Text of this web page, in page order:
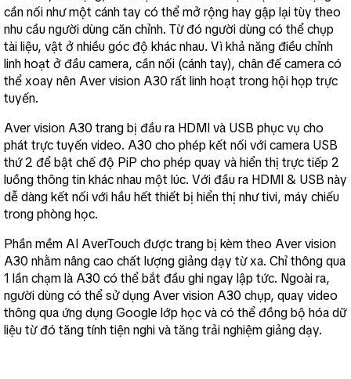
cần nối như một cánh tay có thể mở rộng hay gập lại tùy theo
nhu cầu người dùng căn chỉnh. Từ đó người dùng có thể chụp
tài liệu, vật ở nhiều góc độ khác nhau. Vì khả năng điều chỉnh
linh hoạt ở đầu camera, cần nối (cánh tay), chân đế camera có
thể xoay nên Aver vision A30 rất linh hoạt trong hội họp trực
tuyến.
Aver vision A30 trang bị đầu ra HDMI và USB phục vụ cho
phát trực tuyến video. A30 cho phép kết nối với camera USB
thứ 2 để bật chế độ PiP cho phép quay và hiển thị trực tiếp 2
luồng thông tin khác nhau một lúc. Với đầu ra HDMI & USB này
dễ dàng kết nối với hầu hết thiết bị hiển thị như tivi, máy chiếu
trong phòng học.
Phần mềm AI AverTouch được trang bị kèm theo Aver vision
A30 nhằm nâng cao chất lượng giảng dạy từ xa. Chỉ thông qua
1 lần chạm là A30 có thể bắt đầu ghi ngay lập tức. Ngoài ra,
người dùng có thể sử dụng Aver vision A30 chụp, quay video
thông qua ứng dụng Google lớp học và có thể đồng bộ hóa dữ
liệu từ đó tăng tính tiện nghi và tăng trải nghiệm giảng dạy.